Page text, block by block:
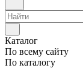
Каталог
По всему сайту
По каталогу